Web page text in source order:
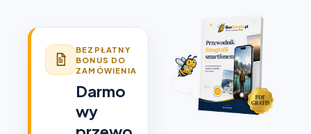
BEZPŁATNY
BONUS DO
ZAMÓWIENIA
Darmo
wy